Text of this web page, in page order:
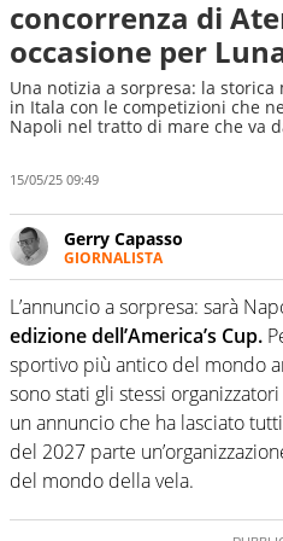
concorrenza di
occasione per
Una notizia a sorpresa: la
in Itala con le competizioni che
Napoli nel tratto di mare che va
15/05/25 09:49
Gerry Capasso
GIORNALISTA
Per lui gli sport americani
football, baseball e la
dove altri non vedono
L’annuncio a sorpresa: sarà
edizione dell’America’s Cup.
sportivo più antico del mondo
sono stati gli stessi
un annuncio che ha lasciato
del 2027 parte
del mondo della vela.